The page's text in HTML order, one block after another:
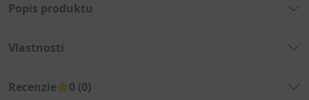
Popis produktu
Vlastnosti
Recenzie 0 (0)